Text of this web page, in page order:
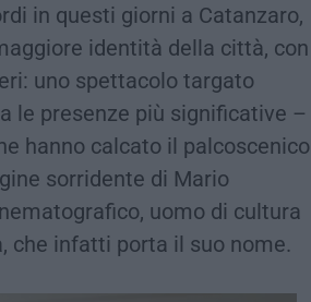
in questi giorni a Catanzaro,
identità della città, con
uno spettacolo targato
le presenze più significative –
hanno calcato il palcoscenico
sorridente di Mario
uomo di cultura
che infatti porta il suo nome.